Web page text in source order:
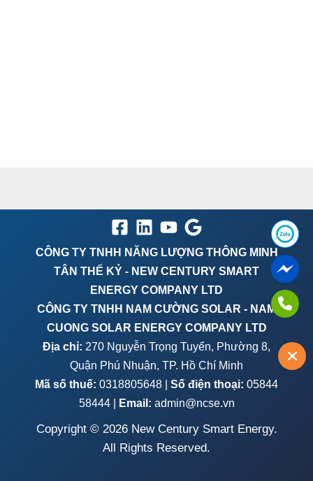
CÔNG TY TNHH NĂNG LƯỢNG THÔNG MINH
TÂN THẾ KỶ - NEW CENTURY SMART
ENERGY COMPANY LTD
CÔNG TY TNHH NAM CƯỜNG SOLAR - NAM
CUONG SOLAR ENERGY COMPANY LTD
Địa chỉ: 270 Nguyễn Trọng Tuyển, Phường 8,
Quận Phú Nhuận, TP. Hồ Chí Minh
Mã số thuế: 0318805648 | Số điện thoại: 05844
58444 |
Email: admin@ncse.vn
Copyright © 2026 New Century Smart Energy.
All Rights Reserved.